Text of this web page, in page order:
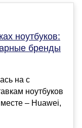
ноутбуков:
бренды
на с
ноутбуков
– Huawei,